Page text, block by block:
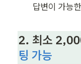
답변이 가능한
2. 최소
팅 가능